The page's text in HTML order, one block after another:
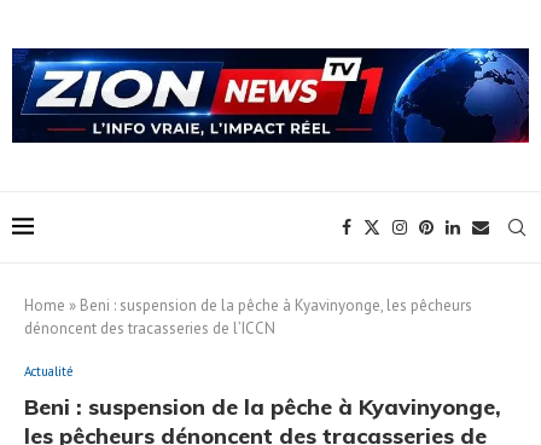
Home » Beni : suspension de la pêche à Kyavinyonge, les pêcheurs
dénoncent des tracasseries de l’ICCN
Actualité
Beni : suspension de la pêche à Kyavinyonge,
les pêcheurs dénoncent des tracasseries de